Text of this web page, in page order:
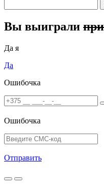
Вы выиграли
Да я
Да
Ошибочка
Ошибочка
Отправить